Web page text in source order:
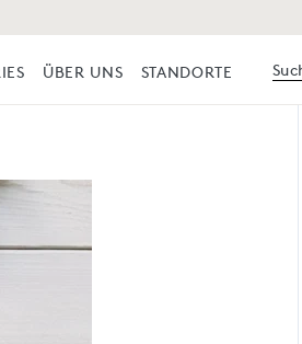
ÜBER UNS STANDORTE